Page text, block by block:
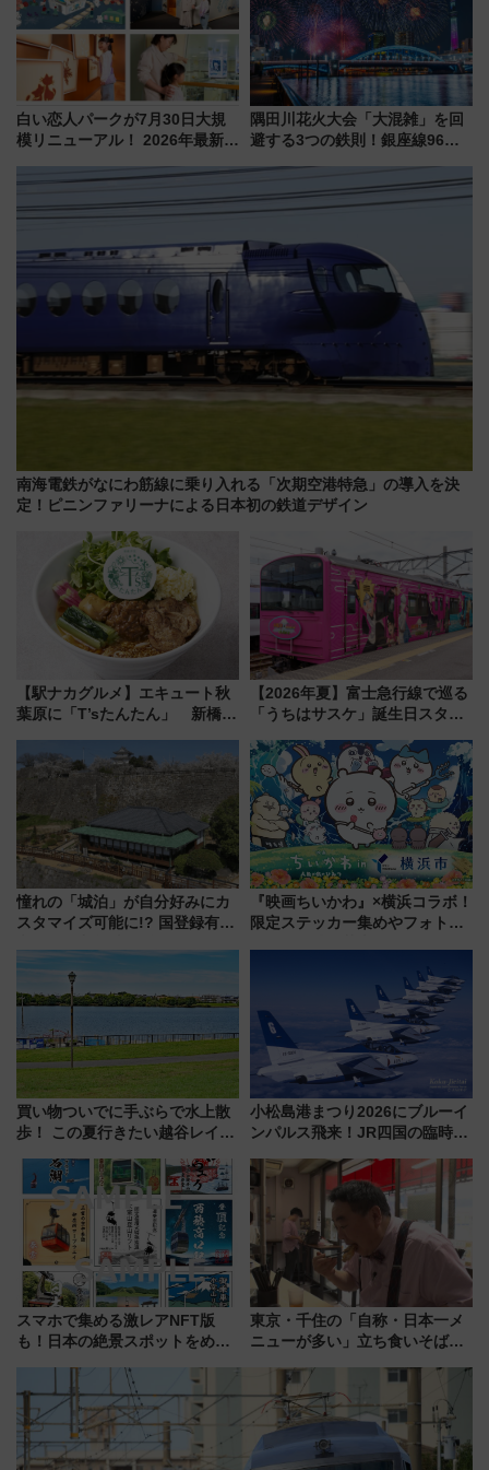
白い恋人パークが7月30日大規
模リニューアル！ 2026年最新の
と料金・アクセスを徹底解説
（札幌市）
隅田川花火大会「大混雑」を回
避する3つの鉄則！銀座線96本
ツリー駅の規制まとめ 7/25開催
（2026年）
南海電鉄がなにわ筋線に乗り入れる「次期空港特急」の導入を決
定！ピニンファリーナによる日本初の鉄道デザイン
【駅ナカグルメ】エキュート秋
葉原に「T’sたんたん」 新橋に
饅」、オムライス専門店「肉と
たまご」新グルメ続々登場！
【2026年8月】
【2026年夏】富士急行線で巡る
「うちはサスケ」誕生日スタン
定グルメ＆グッズ徹底ガイド
憧れの「城泊」が自分好みにカ
スタマイズ可能に!? 国登録有形
にオーダーメイド型の宿泊プラ
ンが誕生！
『映画ちいかわ』×横浜コラボ！
限定ステッカー集めやフォトス
買い物ついでに手ぶらで水上散
歩！ この夏行きたい越谷レイク
ア「LAKESIDE PARK」（埼玉
県越谷市）
小松島港まつり2026にブルーイ
ンパルス飛来！JR四国の臨時ダ
スマホで集める激レアNFT版
も！日本の絶景スポットをめぐ
ん)」企画がスタート
東京・千住の「自称・日本一メ
ニューが多い」立ち食いそば屋
地のふらっと立ち食いそば』
7/27夜10時～放送